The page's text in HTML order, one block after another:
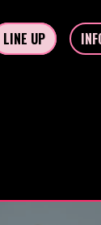
LINE UP